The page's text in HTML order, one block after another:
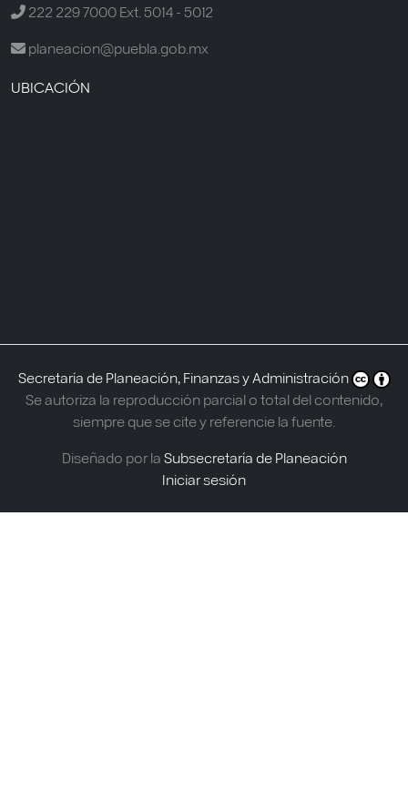
222 229 7000 Ext. 5014 - 5012
planeacion@puebla.gob.mx
UBICACIÓN
Secretaría de Planeación, Finanzas y Administración
Se autoriza la reproducción parcial o total del contenido,
siempre que se cite y referencie la fuente.
Diseñado por laSubsecretaría de Planeación
Iniciar sesión